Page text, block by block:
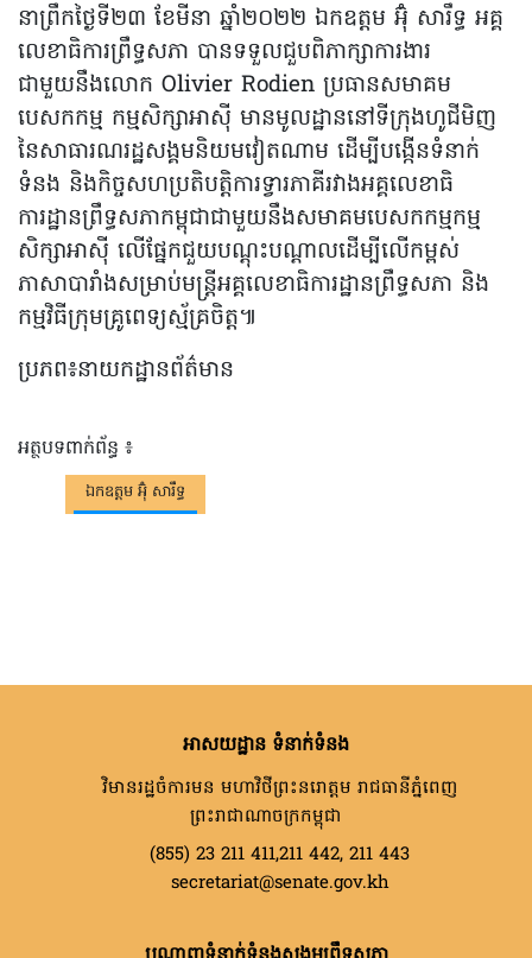
នាព្រឹកថ្ងៃទី២៣ ខែមីនា ឆ្នាំ២០២២ ឯកឧត្តម អ៊ុំ សារឹទ្ធ អគ្គ
លេខាធិការព្រឹទ្ធសភា បានទទួលជួបពិភាក្សាការងារ
ជាមួយនឹងលោក Olivier Rodien ប្រធានសមាគម
បេសកកម្ម កម្មសិក្សាអាស៊ី មានមូលដ្ឋាននៅទីក្រុងហូជីមិញ
នៃសាធារណរដ្ឋសង្គមនិយមវៀតណាម ដើម្បីបង្កើនទំនាក់
ទំនង និងកិច្ចសហប្រតិបត្តិការទ្វារភាគីរវាងអគ្គលេខាធិ
ការដ្ឋានព្រឹទ្ធសភាកម្ពុជាជាមួយនឹងសមាគមបេសកកម្មកម្ម
សិក្សាអាស៊ី លើផ្នែកជួយបណ្តុះបណ្តាលដើម្បីលើកម្ពស់
ភាសាបារាំងសម្រាប់មន្ត្រីអគ្គលេខាធិការដ្ឋានព្រឹទ្ធសភា និង
កម្មវិធីក្រុមគ្រូពេទ្យស្ម័គ្រចិត្ត៕
ប្រភព៖នាយកដ្ឋានព័ត៌មាន
អត្ថបទពាក់ព័ន្ធ ៖
ឯកឧត្តម អ៊ុំ សារឹទ្ធ
អាសយដ្ឋាន ទំនាក់ទំនង
វិមានរដ្ឋចំការមន មហាវិថីព្រះនរោត្តម រាជធានីភ្នំពេញ
ព្រះរាជាណាចក្រកម្ពុជា
(855) 23 211 411,211 442, 211 443
secretariat@senate.gov.kh